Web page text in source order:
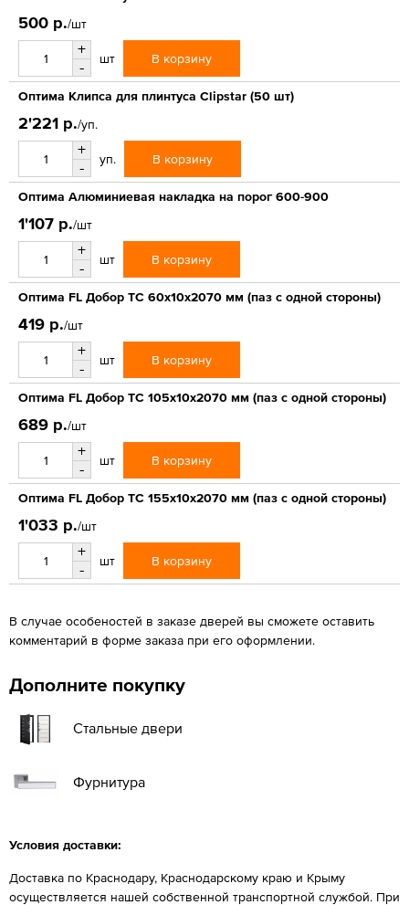
500 р./шт
+
-
шт В корзину
Оптима Клипса для плинтуса Clipstar (50 шт)
2'221 р./уп.
+
-
уп. В корзину
Оптима Алюминиевая накладка на порог 600-900
1'107 р./шт
+
-
шт В корзину
Оптима FL Добор ТС 60х10х2070 мм (паз с одной стороны)
419 р./шт
+
-
шт В корзину
Оптима FL Добор ТС 105х10х2070 мм (паз с одной стороны)
689 р./шт
+
-
шт В корзину
Оптима FL Добор ТС 155х10х2070 мм (паз с одной стороны)
1'033 р./шт
+
-
шт В корзину
В случае особеностей в заказе дверей вы сможете оставить
комментарий в форме заказа при его оформлении.
Дополните покупку
Стальные двери
Фурнитура
Условия доставки:
Доставка по Краснодару, Краснодарскому краю и Крыму
осуществляется нашей собственной транспортной службой. При